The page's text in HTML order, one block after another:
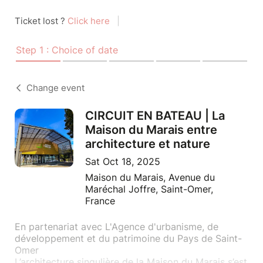
Ticket lost ? Click here
Step 1 : Choice of date
Change event
CIRCUIT EN BATEAU | La
Maison du Marais entre
architecture et nature
Sat Oct 18, 2025
Maison du Marais, Avenue du
Maréchal Joffre, Saint-Omer,
France
En partenariat avec L'Agence d'urbanisme, de
développement et du patrimoine du Pays de Saint-
Omer